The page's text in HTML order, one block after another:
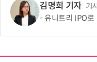
김명희 기자 기
유니트리 IPO로 1.3조 조